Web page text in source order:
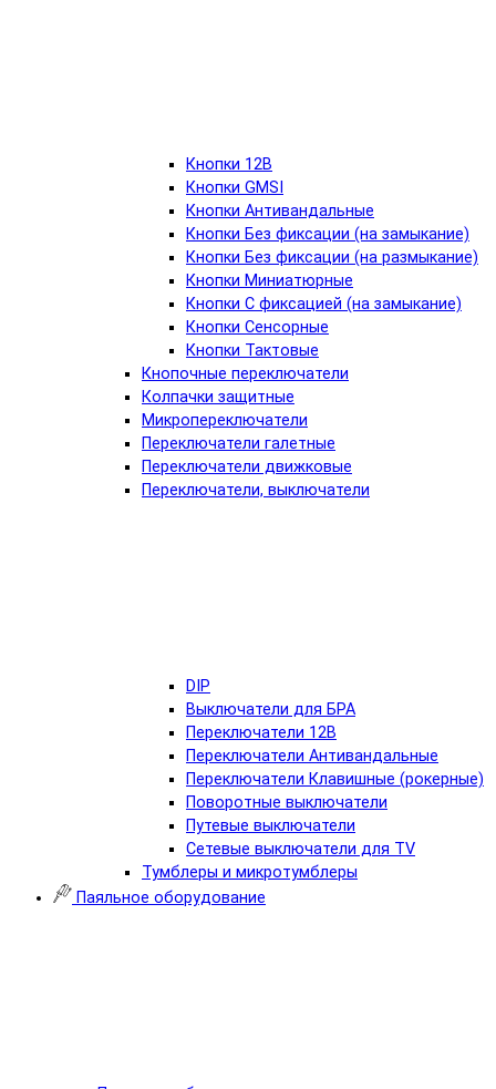
Кнопки 12В
Кнопки GMSI
Кнопки Антивандальные
Кнопки Без фиксации (на замыкание)
Кнопки Без фиксации (на размыкание)
Кнопки Миниатюрные
Кнопки С фиксацией (на замыкание)
Кнопки Сенсорные
Кнопки Тактовые
Кнопочные переключатели
Колпачки защитные
Микропереключатели
Переключатели галетные
Переключатели движковые
Переключатели, выключатели
DIP
Выключатели для БРА
Переключатели 12В
Переключатели Антивандальные
Переключатели Клавишные (рокерные)
Поворотные выключатели
Путевые выключатели
Сетевые выключатели для TV
Тумблеры и микротумблеры
Паяльное оборудование